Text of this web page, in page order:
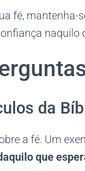
fé, mantenha-
naquilo
a fé. Um
que